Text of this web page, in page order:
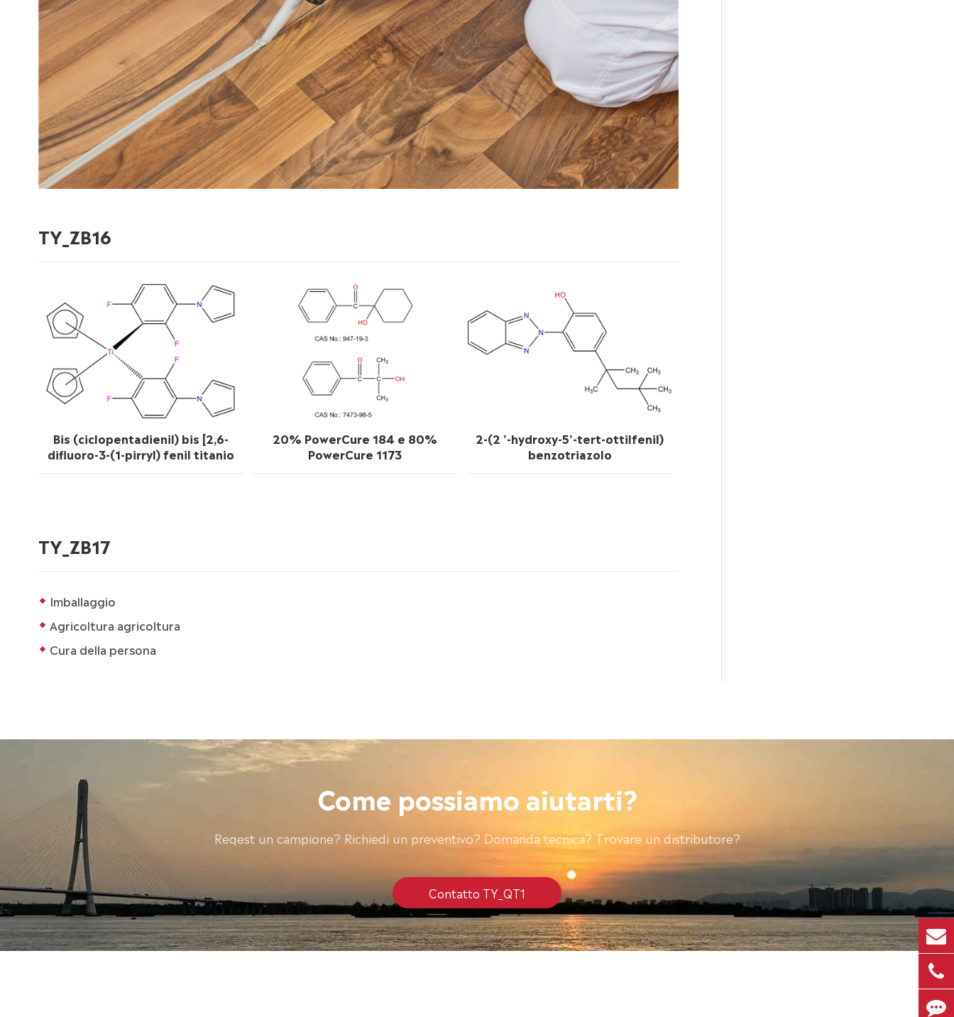
TY_ZB16
Bis (ciclopentadienil) bis [2,6-
difluoro-3-(1-pirryl) fenil titanio
20% PowerCure 184 e 80%
PowerCure 1173
2-(2 '-hydroxy-5'-tert-ottilfenil)
benzotriazolo
TY_ZB17
Imballaggio
Agricoltura agricoltura
Cura della persona
Come possiamo aiutarti?
Reqest un campione? Richiedi un preventivo? Domanda tecnica? Trovare un distributore?
Contatto TY_QT1